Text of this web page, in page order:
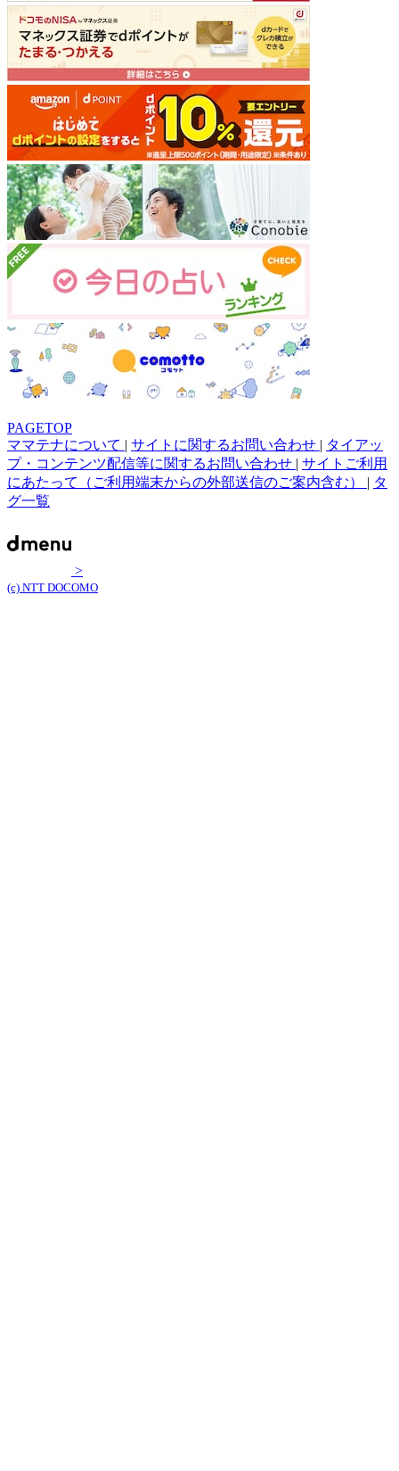
PAGETOP
ママテナについて | サイトに関するお問い合わせ | タイアッ
プ・コンテンツ配信等に関するお問い合わせ | サイトご利用
にあたって（ご利用端末からの外部送信のご案内含む） | タ
グ一覧
>
(c) NTT DOCOMO